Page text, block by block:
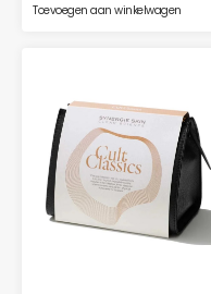
Toevoegen aan winkelwagen